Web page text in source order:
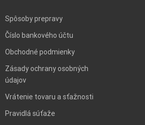
Spôsoby prepravy
Číslo bankového účtu
Obchodné podmienky
Zásady ochrany osobných
údajov
Vrátenie tovaru a sťažnosti
Pravidlá súťaže